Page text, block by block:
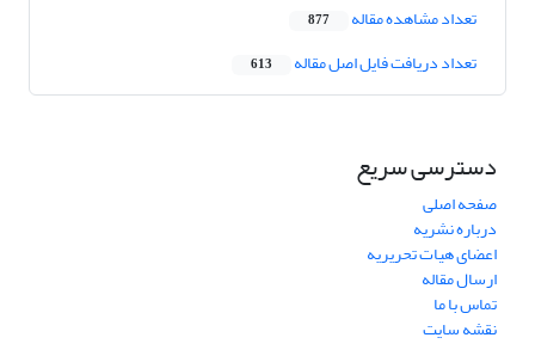
تعداد مشاهده مقاله 877
تعداد دریافت فایل اصل مقاله 613
دسترسی سریع
صفحه اصلی
درباره نشریه
اعضای هیات تحریریه
ارسال مقاله
تماس با ما
نقشه سایت